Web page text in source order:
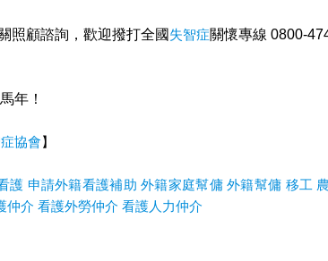
照顧諮詢，歡迎撥打全國失智症關懷專線 0800-
年！
協會】
護 申請外籍看護補助 外籍家庭幫傭 外籍幫傭 移工
仲介 看護外勞仲介 看護人力仲介